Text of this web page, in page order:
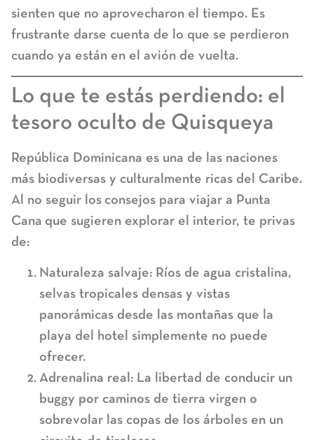
sienten que no aprovecharon el tiempo. Es
frustrante darse cuenta de lo que se perdieron
cuando ya están en el avión de vuelta.
Lo que te estás perdiendo: el
tesoro oculto de Quisqueya
República Dominicana es una de las naciones
más biodiversas y culturalmente ricas del Caribe.
Al no seguir los consejos para viajar a Punta
Cana que sugieren explorar el interior, te privas
de:
Naturaleza salvaje: Ríos de agua cristalina,
selvas tropicales densas y vistas
panorámicas desde las montañas que la
playa del hotel simplemente no puede
ofrecer.
Adrenalina real: La libertad de conducir un
buggy por caminos de tierra virgen o
sobrevolar las copas de los árboles en un